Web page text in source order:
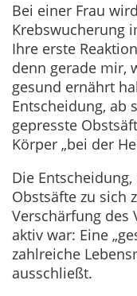
Bei einer Frau
Krebswucherung
Ihre erste
denn gerade mir,
gesund ernährt
Entscheidung, ab
gepresste
Körper „bei der
Die
Obstsäfte zu sich
Verschärfung des
aktiv war: Eine
zahlreiche
ausschließt.